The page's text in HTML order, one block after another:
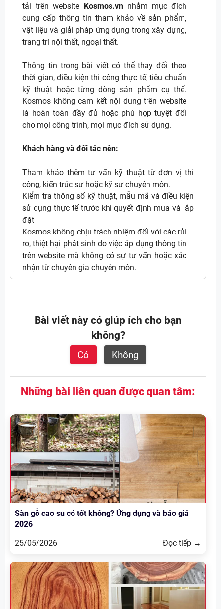
tải trên website
Kosmos.vnnhằm mục đích
cung cấp thông tin tham khảo về sản phẩm,
vật liệu và giải pháp ứng dụng trong xây dựng,
trang trí nội thất, ngoại thất.
Thông tin trong bài viết có thể thay đổi theo
thời gian, điều kiện thi công thực tế, tiêu chuẩn
kỹ thuật hoặc từng dòng sản phẩm cụ thể.
Kosmos không cam kết nội dung trên website
là hoàn toàn đầy đủ hoặc phù hợp tuyệt đối
cho mọi công trình, mọi mục đích sử dụng.
Khách hàng và đối tác nên:
Tham khảo thêm tư vấn kỹ thuật từ đơn vị thi
công, kiến trúc sư hoặc kỹ sư chuyên môn.
Kiểm tra thông số kỹ thuật, mẫu mã và điều kiện
sử dụng thực tế trước khi quyết định mua và lắp
đặt
Kosmos không chịu trách nhiệm đối với các rủi
ro, thiệt hại phát sinh do việc áp dụng thông tin
trên website mà không có sự tư vấn hoặc xác
nhận từ chuyên gia chuyên môn.
Bài viết này có giúp ích cho bạn
không?
Có Không
Những bài liên quan được quan tâm:
Sàn gỗ cao su có tốt không? Ứng dụng và báo giá
2026
25/05/2026
Đọc tiếp →